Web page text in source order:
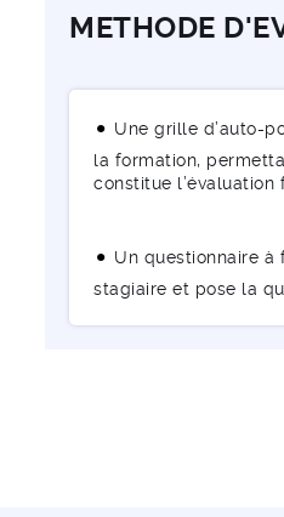
METHODE
Une grille d’auto-
la formation,
constitue l’évaluation
Un questionnaire à
stagiaire et pose la